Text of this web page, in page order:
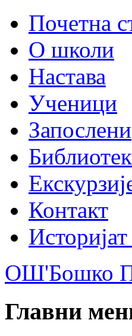
Почетна
О школи
Настава
Ученици
Запослени
Контакт
ОШ'Бошко
Главни